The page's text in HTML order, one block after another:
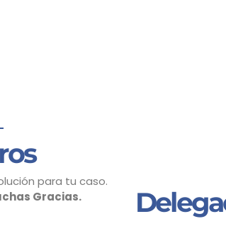
para tu caso.
Gracias.